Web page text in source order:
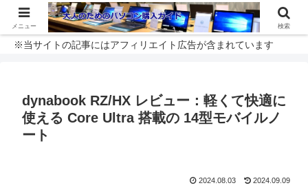
※当サイトの記事にはアフィリエイト広告が含まれています
dynabook RZ/HX レビュー：軽くて快適に
使える Core Ultra 搭載の 14型モバイルノ
ート
2024.08.03 2024.09.09
メニュー 検索